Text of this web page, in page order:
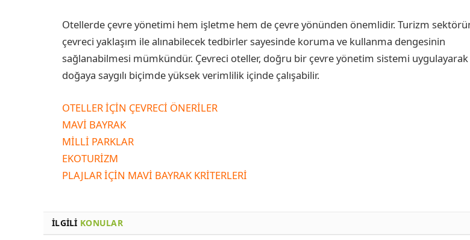
Otellerde çevre yönetimi hem işletme hem de çevre yönünden önemlidir. Turizm
çevreci yaklaşım ile alınabilecek tedbirler sayesinde koruma ve kullanma dengesinin
sağlanabilmesi mümkündür. Çevreci oteller, doğru bir çevre yönetim sistemi uygulayarak
doğaya saygılı biçimde yüksek verimlilik içinde çalışabilir.
OTELLER İÇİN ÇEVRECİ ÖNERİLER
MAVİ BAYRAK
MİLLİ PARKLAR
EKOTURİZM
PLAJLAR İÇİN MAVİ BAYRAK KRİTERLERİ
İLGILI KONULAR